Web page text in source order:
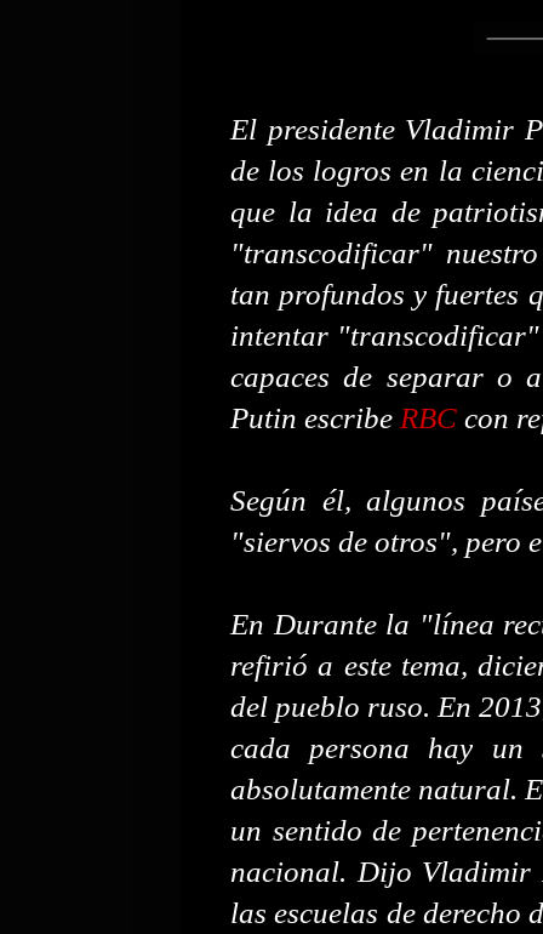
El presidente Vladimir
de los logros en la
que la idea de
"transcodificar"
tan profundos y fuertes
intentar
capaces de separar o
Putin escribe RBC con
Según él, algunos
"siervos de otros", pero
En Durante la "línea
refirió a este tema,
del pueblo ruso. En
cada persona hay un
absolutamente natural.
un sentido de
nacional. Dijo Vladimir
las escuelas de derecho